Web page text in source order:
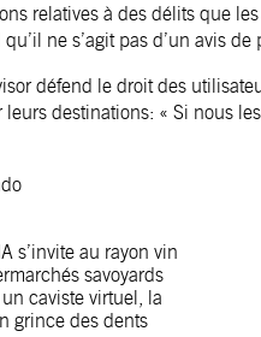
relatives à des délits que
ne s’agit pas d’un avis
défend le droit des
destinations: « Si nous
s’invite au rayon vin
savoyards
caviste virtuel, la
grince des dents